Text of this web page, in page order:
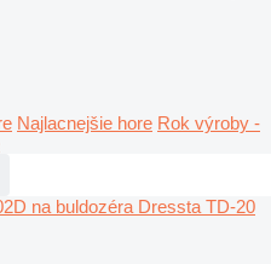
Najlacnejšie hore Rok výroby -